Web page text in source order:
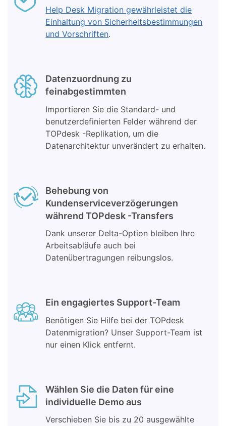
Help Desk Migration gewährleistet die
Einhaltung von Sicherheitsbestimmungen
und Vorschriften.
Datenzuordnung zu
feinabgestimmten
Importieren Sie die Standard- und
benutzerdefinierten Felder während der
TOPdesk -Replikation, um die
Datenarchitektur unverändert zu erhalten.
Behebung von
Kundenserviceverzögerungen
während TOPdesk -Transfers
Dank unserer Delta-Option bleiben Ihre
Arbeitsabläufe auch bei
Datenübertragungen reibungslos.
Ein engagiertes Support-Team
Benötigen Sie Hilfe bei der TOPdesk
Datenmigration? Unser Support-Team ist
nur einen Klick entfernt.
Wählen Sie die Daten für eine
individuelle Demo aus
Verschieben Sie bis zu 20 ausgewählte